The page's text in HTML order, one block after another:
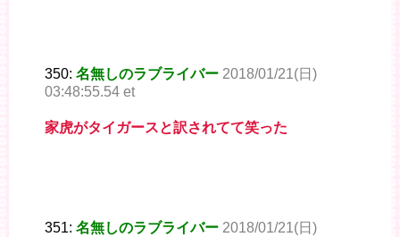
350: 名無しのラブライバー 2018/01/21(日)
03:48:55.54 et
家虎がタイガースと訳されてて笑った
351: 名無しのラブライバー 2018/01/21(日)